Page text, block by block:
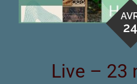
24
Live – 23